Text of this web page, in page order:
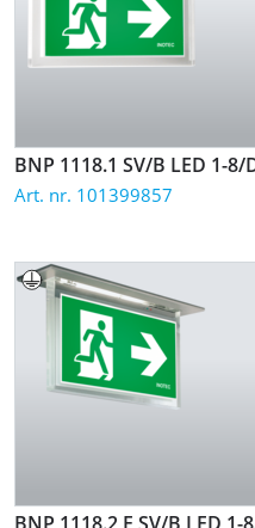
BNP 1118.1 SV/B LED 1-8/
Art. nr. 101399857